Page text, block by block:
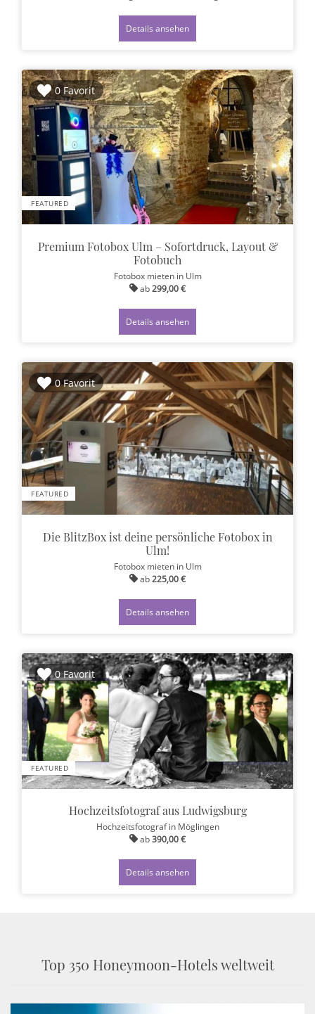
Details ansehen
0 Favorit
FEATURED
Premium Fotobox Ulm – Sofortdruck, Layout &
Fotobuch
Fotobox mieten in Ulm
ab299,00 €
Details ansehen
0 Favorit
FEATURED
Die BlitzBox ist deine persönliche Fotobox in
Ulm!
Fotobox mieten in Ulm
ab225,00 €
Details ansehen
0 Favorit
FEATURED
Hochzeitsfotograf aus Ludwigsburg
Hochzeitsfotografin Möglingen
ab390,00 €
Details ansehen
Top 350 Honeymoon-Hotels weltweit